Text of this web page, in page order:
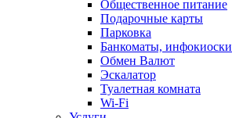
Общественное питание
Подарочные карты
Парковка
Банкоматы, инфокиоски
Обмен Валют
Эскалатор
Туалетная комната
Wi-Fi